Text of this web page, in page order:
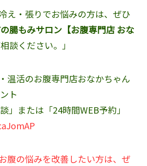
え・張りでお悩みの方は、ぜひ
腸もみサロン【お腹専門店 おな
談ください。」
温活のお腹専門店おなかちゃん
ト‬
」または「24時間WEB予約」
腹の悩みを改善したい方は、ぜ